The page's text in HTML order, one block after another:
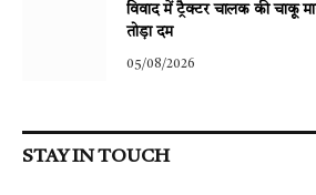
विवाद में ट्रैक्टर चालक की चाकू
तोड़ा दम
05/08/2026
STAY IN TOUCH